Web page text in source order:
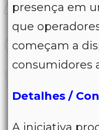
presença em
que
começam a
consumidores
Detalhes /